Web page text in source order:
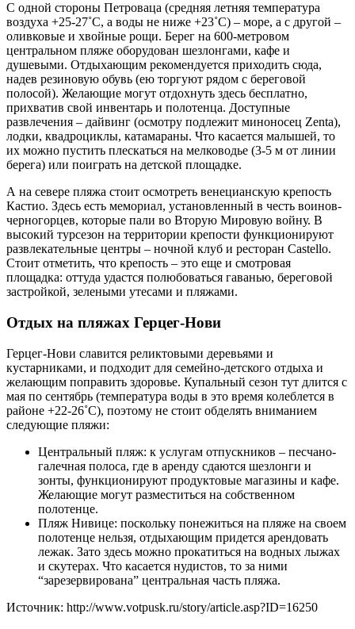
С одной стороны Петроваца (средняя летняя температура
воздуха +25-27˚C, а воды не ниже +23˚C) – море, а с другой –
оливковые и хвойные рощи. Берег на 600-метровом
центральном пляже оборудован шезлонгами, кафе и
душевыми. Отдыхающим рекомендуется приходить сюда,
надев резиновую обувь (ею торгуют рядом с береговой
полосой). Желающие могут отдохнуть здесь бесплатно,
прихватив свой инвентарь и полотенца. Доступные
развлечения – дайвинг (осмотру подлежит миноносец Zenta),
лодки, квадроциклы, катамараны. Что касается малышей, то
их можно пустить плескаться на мелководье (3-5 м от линии
берега) или поиграть на детской площадке.
А на севере пляжа стоит осмотреть венецианскую крепость
Кастио. Здесь есть мемориал, установленный в честь воинов-
черногорцев, которые пали во Вторую Мировую войну. В
высокий турсезон на территории крепости функционируют
развлекательные центры – ночной клуб и ресторан Castello.
Стоит отметить, что крепость – это еще и смотровая
площадка: оттуда удастся полюбоваться гаванью, береговой
застройкой, зелеными утесами и пляжами.
Отдых на пляжах Герцег-Нови
Герцег-Нови славится реликтовыми деревьями и
кустарниками, и подходит для семейно-детского отдыха и
желающим поправить здоровье. Купальный сезон тут длится с
мая по сентябрь (температура воды в это время колеблется в
районе +22-26˚C), поэтому не стоит обделять вниманием
следующие пляжи:
Центральный пляж: к услугам отпускников – песчано-
галечная полоса, где в аренду сдаются шезлонги и
зонты, функционируют продуктовые магазины и кафе.
Желающие могут разместиться на собственном
полотенце.
Пляж Нивице: поскольку понежиться на пляже на своем
полотенце нельзя, отдыхающим придется арендовать
лежак. Зато здесь можно прокатиться на водных лыжах
и скутерах. Что касается нудистов, то за ними
“зарезервирована” центральная часть пляжа.
Источник: http://www.votpusk.ru/story/article.asp?ID=16250